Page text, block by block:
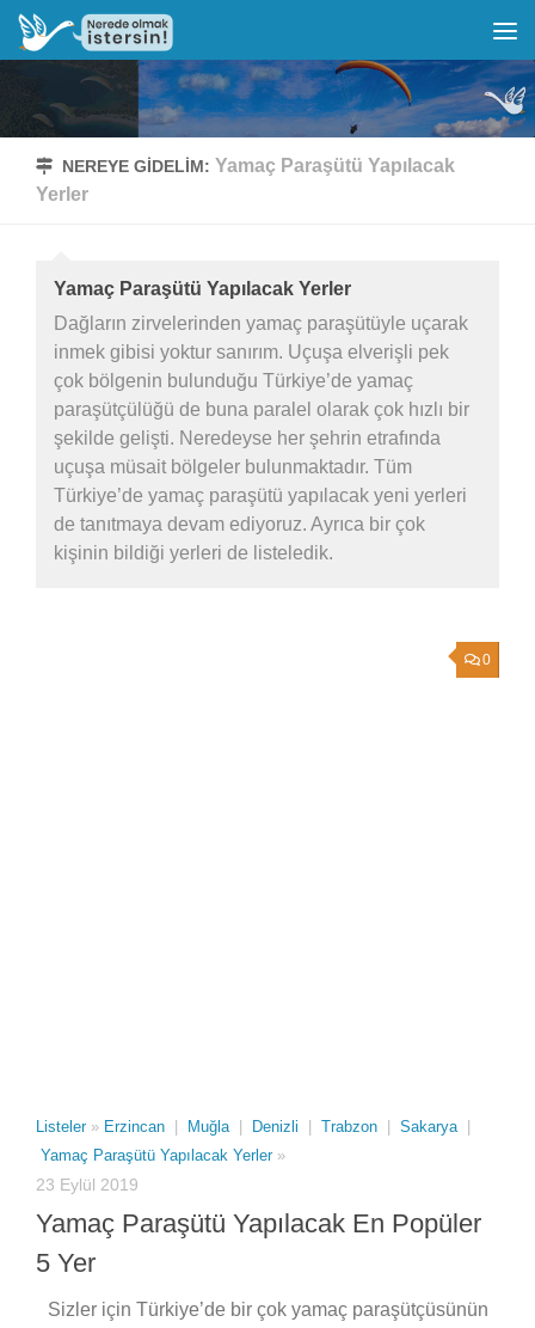
NEREYE GIDELIM: Yamaç Paraşütü Yapılacak
Yerler
Yamaç Paraşütü Yapılacak Yerler
Dağların zirvelerinden yamaç paraşütüyle uçarak
inmek gibisi yoktur sanırım. Uçuşa elverişli pek
çok bölgenin bulunduğu Türkiye’de yamaç
paraşütçülüğü de buna paralel olarak çok hızlı bir
şekilde gelişti. Neredeyse her şehrin etrafında
uçuşa müsait bölgeler bulunmaktadır. Tüm
Türkiye’de yamaç paraşütü yapılacak yeni yerleri
de tanıtmaya devam ediyoruz. Ayrıca bir çok
kişinin bildiği yerleri de listeledik.
0
Listeler» Erzincan Muğla Denizli Trabzon Sakarya
Yamaç Paraşütü Yapılacak Yerler»
23 Eylül 2019
Yamaç Paraşütü Yapılacak En Popüler
5 Yer
Sizler için Türkiye’de bir çok yamaç paraşütçüsünün